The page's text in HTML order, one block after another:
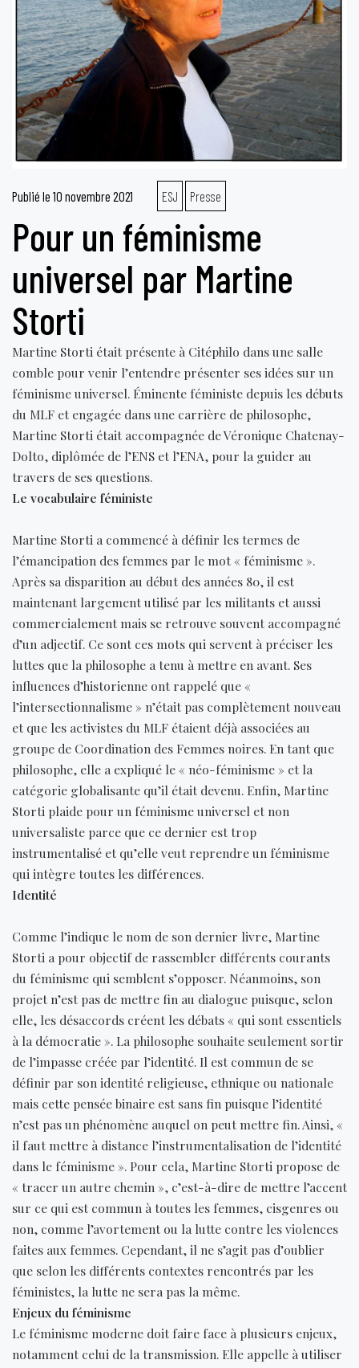
Publié le 10 novembre 2021 ESJ Presse
Pour un féminisme
universel par Martine
Storti
Martine Storti était présente à Citéphilo dans une salle
comble pour venir l’entendre présenter ses idées sur un
féminisme universel. Éminente féministe depuis les débuts
du MLF et engagée dans une carrière de philosophe,
Martine Storti était accompagnée de Véronique Chatenay-
Dolto, diplômée de l’ENS et l’ENA, pour la guider au
travers de ses questions.
Le vocabulaire féministe
Martine Storti a commencé à définir les termes de
l’émancipation des femmes par le mot « féminisme ».
Après sa disparition au début des années 80, il est
maintenant largement utilisé par les militants et aussi
commercialement mais se retrouve souvent accompagné
d’un adjectif. Ce sont ces mots qui servent à préciser les
luttes que la philosophe a tenu à mettre en avant. Ses
influences d’historienne ont rappelé que «
l’intersectionnalisme » n’était pas complètement nouveau
et que les activistes du MLF étaient déjà associées au
groupe de Coordination des Femmes noires. En tant que
philosophe, elle a expliqué le « néo-féminisme » et la
catégorie globalisante qu’il était devenu. Enfin, Martine
Storti plaide pour un féminisme universel et non
universaliste parce que ce dernier est trop
instrumentalisé et qu’elle veut reprendre un féminisme
qui intègre toutes les différences.
Identité
Comme l’indique le nom de son dernier livre, Martine
Storti a pour objectif de rassembler différents courants
du féminisme qui semblent s’opposer. Néanmoins, son
projet n’est pas de mettre fin au dialogue puisque, selon
elle, les désaccords créent les débats « qui sont essentiels
à la démocratie ». La philosophe souhaite seulement sortir
de l’impasse créée par l’identité. Il est commun de se
définir par son identité religieuse, ethnique ou nationale
mais cette pensée binaire est sans fin puisque l’identité
n’est pas un phénomène auquel on peut mettre fin. Ainsi, «
il faut mettre à distance l’instrumentalisation de l’identité
dans le féminisme ». Pour cela, Martine Storti propose de
« tracer un autre chemin », c’est-à-dire de mettre l’accent
sur ce qui est commun à toutes les femmes, cisgenres ou
non, comme l’avortement ou la lutte contre les violences
faites aux femmes. Cependant, il ne s’agit pas d’oublier
que selon les différents contextes rencontrés par les
féministes, la lutte ne sera pas la même.
Enjeux du féminisme
Le féminisme moderne doit faire face à plusieurs enjeux,
notamment celui de la transmission. Elle appelle à utiliser